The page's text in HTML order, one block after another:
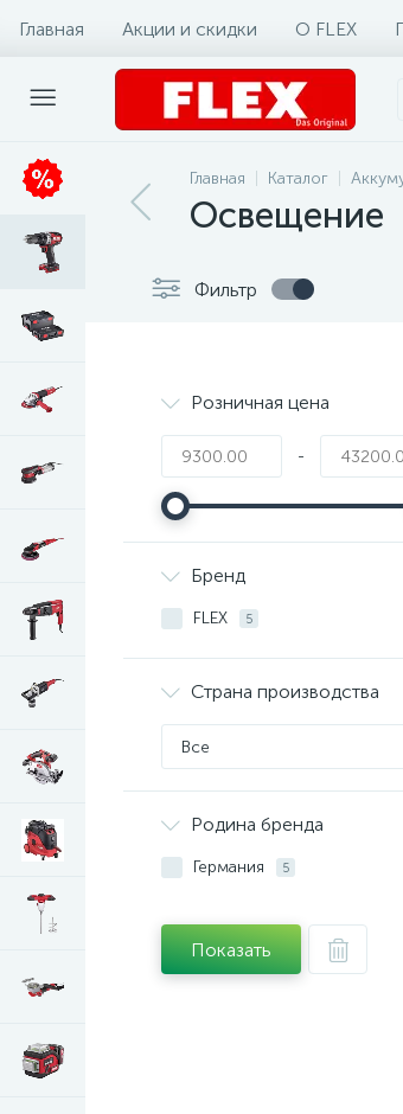
Главная Акции и скидки О FLEX
Главная Каталог
Освещение
Фильтр
Розничная цена
-
Бренд
FLEX 5
Страна производства
Все
Родина бренда
Германия 5
Показать